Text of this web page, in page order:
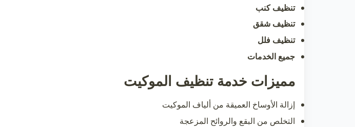
تنظيف كنب
تنظيف شقق
تنظيف فلل
جميع الخدمات
مميزات خدمة تنظيف الموكيت
إزالة الأوساخ العميقة من ألياف الموكيت
التخلص من البقع والروائح المزعجة